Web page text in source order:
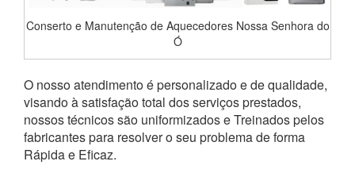
Conserto e Manutenção de Aquecedores Nossa Senhora do
Ó
O nosso atendimento é personalizado e de qualidade,
visando à satisfação total dos serviços prestados,
nossos técnicos são uniformizados e Treinados pelos
fabricantes para resolver o seu problema de forma
Rápida e Eficaz.